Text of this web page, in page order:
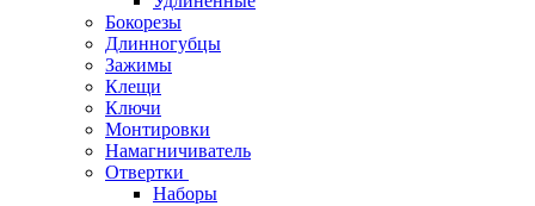
Бокорезы
Длинногубцы
Зажимы
Клещи
Ключи
Монтировки
Намагничиватель
Отвертки
Наборы